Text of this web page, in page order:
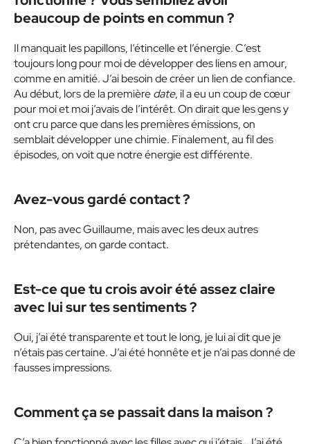
beaucoup de points en commun ?
Il manquait les papillons, l’étincelle et l’énergie. C’est
toujours long pour moi de développer des liens en amour,
comme en amitié. J’ai besoin de créer un lien de confiance.
Au début, lors de la premièredate, il a eu un coup de cœur
pour moi et moi j’avais de l’intérêt. On dirait que les gens y
ont cru parce que dans les premières émissions, on
semblait développer une chimie. Finalement, au fil des
épisodes, on voit que notre énergie est différente.
Avez-vous gardé contact ?
Non, pas avec Guillaume, mais avec les deux autres
prétendantes, on garde contact.
Est-ce que tu crois avoir été assez claire
avec lui sur tes sentiments ?
Oui, j’ai été transparente et tout le long, je lui ai dit que je
n’étais pas certaine. J’ai été honnête et je n’ai pas donné de
fausses impressions.
Comment ça se passait dans la maison ?